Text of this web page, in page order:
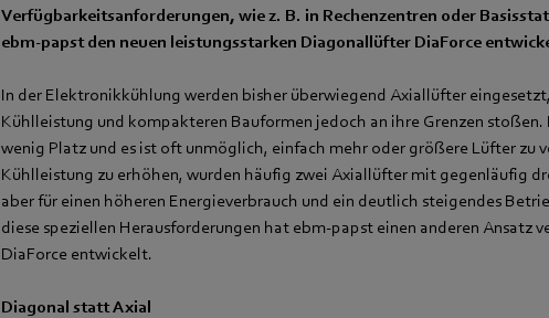
Verfügbarkeitsanforderungen, wie z. B. in Rechenzentren oder
ebm-papst den neuen leistungsstarken Diagonallüfter DiaForce
In der Elektronikkühlung werden bisher überwiegend Axiallüfter
Kühlleistung und kompakteren Bauformen jedoch an ihre Grenzen stoßen.
wenig Platz und es ist oft unmöglich, einfach mehr oder größere Lüfter zu
Kühlleistung zu erhöhen, wurden häufig zwei Axiallüfter mit gegenläufig
aber für einen höheren Energieverbrauch und ein deutlich steigendes
diese speziellen Herausforderungen hat ebm-papst einen anderen Ansatz
DiaForce entwickelt.
Diagonal statt Axial